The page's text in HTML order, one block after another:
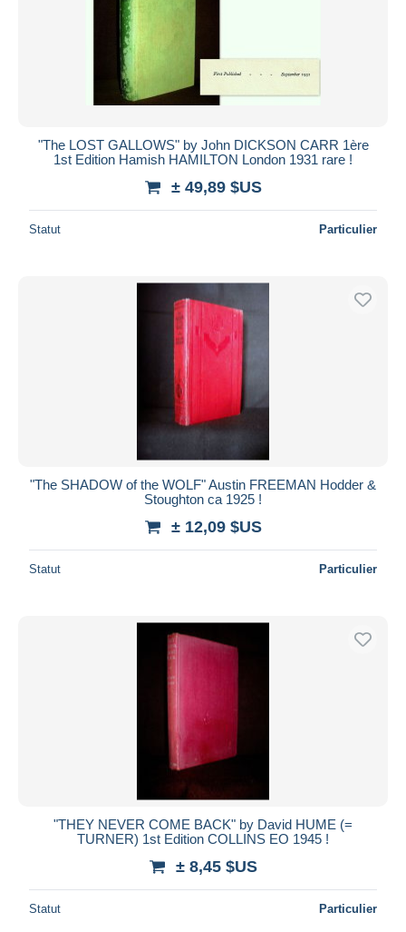
"The LOST GALLOWS" by John DICKSON CARR 1ère
1st Edition Hamish HAMILTON London 1931 rare !
± 49,89 $US
Statut Particulier
"The SHADOW of the WOLF" Austin FREEMAN Hodder &
Stoughton ca 1925 !
± 12,09 $US
Statut Particulier
"THEY NEVER COME BACK" by David HUME (=
TURNER) 1st Edition COLLINS EO 1945 !
± 8,45 $US
Statut Particulier